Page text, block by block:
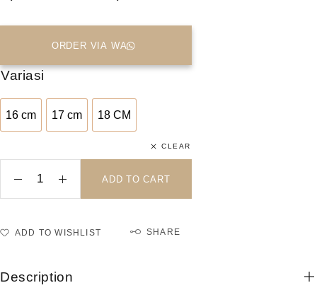
ORDER VIA WA
Variasi
16 cm
16 cm
17 cm
17 cm
18 CM
18 CM
CLEAR
ADD TO CART
ADD TO WISHLIST SHARE
Description